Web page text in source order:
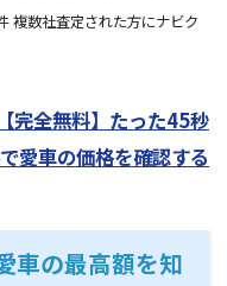
複数社査定された方にナビク
完全無料】たった45秒
愛車の価格を確認する
車の最高額を知